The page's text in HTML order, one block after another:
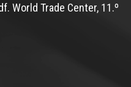
World Trade Center, 11.º